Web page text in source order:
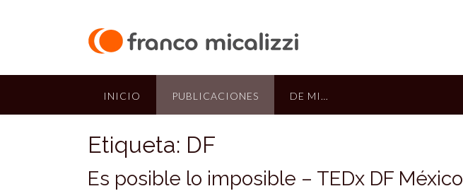
INICIO PUBLICACIONES DE MI…
Etiqueta: DF
Es posible lo imposible – TEDx DF México